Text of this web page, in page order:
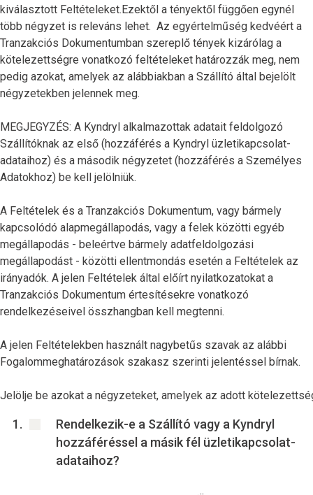
kiválasztott Feltételeket.Ezektől a tényektől függően egynél
több négyzet is releváns lehet. Az egyértelműség kedvéért a
Tranzakciós Dokumentumban szereplő tények kizárólag a
kötelezettségre vonatkozó feltételeket határozzák meg, nem
pedig azokat, amelyek az alábbiakban a Szállító által bejelölt
négyzetekben jelennek meg.
MEGJEGYZÉS: A Kyndryl alkalmazottak adatait feldolgozó
Szállítóknak az első (hozzáférés a Kyndryl üzletikapcsolat-
adataihoz) és a második négyzetet (hozzáférés a Személyes
Adatokhoz) be kell jelölniük.
A Feltételek és a Tranzakciós Dokumentum, vagy bármely
kapcsolódó alapmegállapodás, vagy a felek közötti egyéb
megállapodás - beleértve bármely adatfeldolgozási
megállapodást - közötti ellentmondás esetén a Feltételek az
irányadók. A jelen Feltételek által előírt nyilatkozatokat a
Tranzakciós Dokumentum értesítésekre vonatkozó
rendelkezéseivel összhangban kell megtenni.
A jelen Feltételekben használt nagybetűs szavak az alábbi
Fogalommeghatározások szakasz szerinti jelentéssel bírnak.
Jelölje be azokat a négyzeteket, amelyek az adott
Rendelkezik-e a Szállító vagy a Kyndryl
hozzáféréssel a másik fél üzletikapcsolat-
adataihoz?